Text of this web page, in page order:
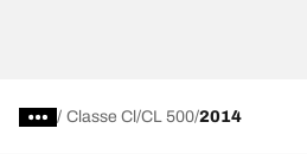
/ Classe Cl CL 500 2014